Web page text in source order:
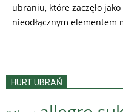
ubraniu, które zaczęło
nieodłącznym elementem
HURT UBRAŃ